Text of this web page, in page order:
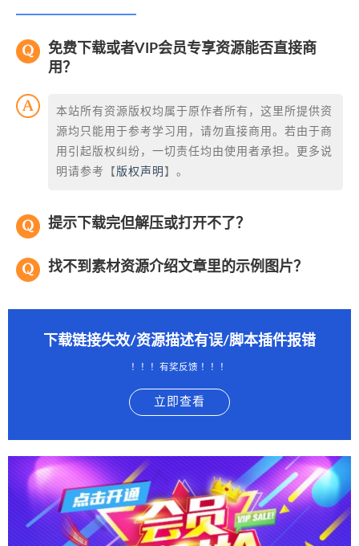
免费下载或者VIP会员专享资源能否直接商
用？
本站所有资源版权均属于原作者所有，这里所提供资
源均只能用于参考学习用，请勿直接商用。若由于商
用引起版权纠纷，一切责任均由使用者承担。更多说
明请参考【 版权声明 】。
提示下载完但解压或打开不了？
找不到素材资源介绍文章里的示例图片？
下载链接失效/资源描述有误/脚本插件报错
！！！有奖反馈 ！！！
立即查看